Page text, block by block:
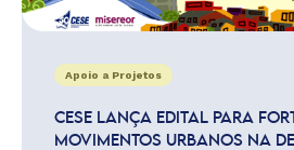
Apoio a Projetos
CESE LANÇA EDITAL PARA
MOVIMENTOS URBANOS NA